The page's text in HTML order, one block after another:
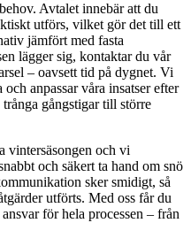
Avtalet innebär att du
utförs, vilket gör det till ett
jämfört med fasta
lägger sig, kontaktar du vår
– oavsett tid på dygnet. Vi
anpassar våra insatser efter
gångstigar till större
vintersäsongen och vi
och säkert ta hand om snö
sker smidigt, så
utförts. Med oss får du
för hela processen – från